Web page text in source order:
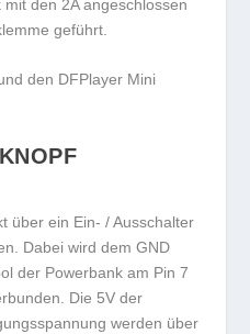
den 2A angeschlossen
geführt.
den DFPlayer Mini
über ein Ein- / Ausschalter
Dabei wird dem GND
der Powerbank am Pin 7
Die 5V der
werden über